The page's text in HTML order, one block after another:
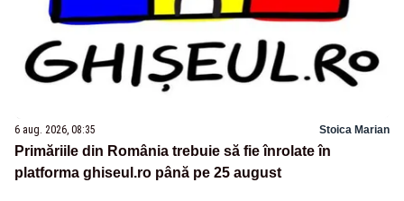
6 aug. 2026, 08:35 Stoica Marian
Primăriile din România trebuie să fie înrolate în
platforma ghiseul.ro până pe 25 august